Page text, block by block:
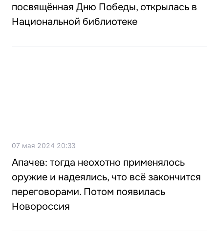
посвящённая Дню Победы, открылась в
Национальной библиотеке
07 мая 2024 20:33
Апачев: тогда неохотно применялось
оружие и надеялись, что всё закончится
переговорами. Потом появилась
Новороссия